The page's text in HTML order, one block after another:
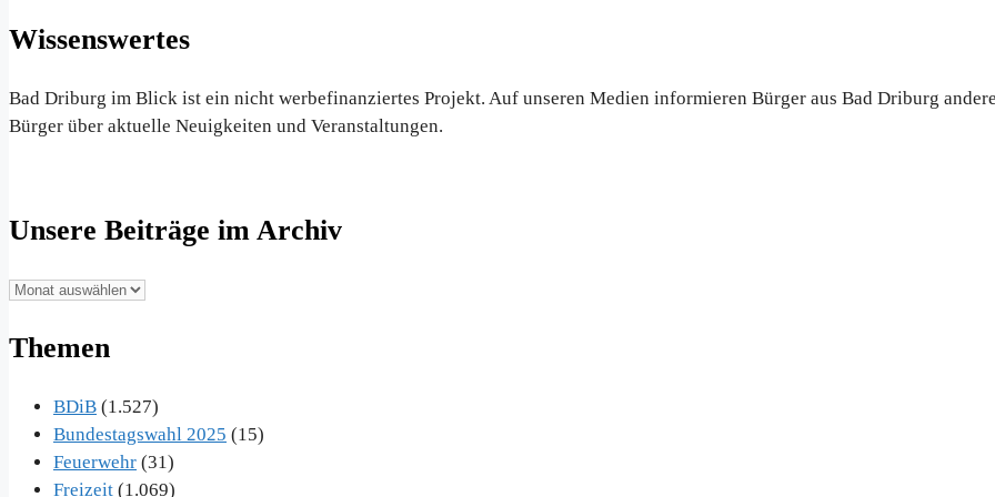
Wissenswertes
Bad Driburg im Blick ist ein nicht werbefinanziertes Projekt. Auf unseren Medien informieren Bürger aus Bad Driburg
Bürger über aktuelle Neuigkeiten und Veranstaltungen.
Unsere Beiträge im Archiv
Unsere
im
Themen
BDiB (1.527)
Bundestagswahl 2025 (15)
Feuerwehr (31)
Freizeit (1.069)